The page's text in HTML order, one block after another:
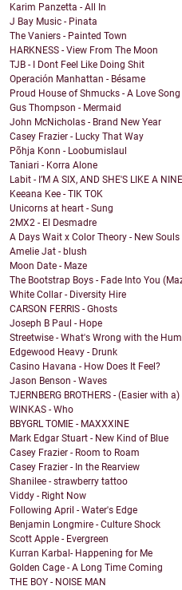
Karim Panzetta - All In
J Bay Music - Pinata
The Vaniers - Painted Town
HARKNESS - View From The Moon
TJB - I Dont Feel Like Doing Shit
Operación Manhattan - Bésame
Proud House of Shmucks - A Love Song
Gus Thompson - Mermaid
John McNicholas - Brand New Year
Casey Frazier - Lucky That Way
Põhja Konn - Loobumislaul
Taniari - Korra Alone
Labit - I’M A SIX, AND SHE'S LIKE A
Keeana Kee - TIK TOK
Unicorns at heart - Sung
2MX2 - El Desmadre
A Days Wait x Color Theory - New Souls
Amelie Jat - blush
Moon Date - Maze
The Bootstrap Boys - Fade Into You
White Collar - Diversity Hire
CARSON FERRIS - Ghosts
Joseph B Paul - Hope
Streetwise - What's Wrong with the
Edgewood Heavy - Drunk
Casino Havana - How Does It Feel?
Jason Benson - Waves
TJERNBERG BROTHERS - (Easier with
WINKAS - Who
BBYGRL TOMIE - MAXXXINE
Mark Edgar Stuart - New Kind of Blue
Casey Frazier - Room to Roam
Casey Frazier - In the Rearview
Shanilee - strawberry tattoo
Viddy - Right Now
Following April - Water's Edge
Benjamin Longmire - Culture Shock
Scott Apple - Evergreen
Kurran Karbal- Happening for Me
Golden Cage - A Long Time Coming
THE BOY - NOISE MAN